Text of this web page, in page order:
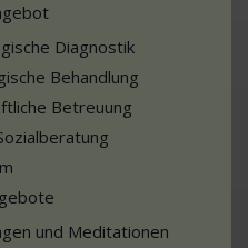
Diagnostik
Behandlung
Betreuung
und Meditationen